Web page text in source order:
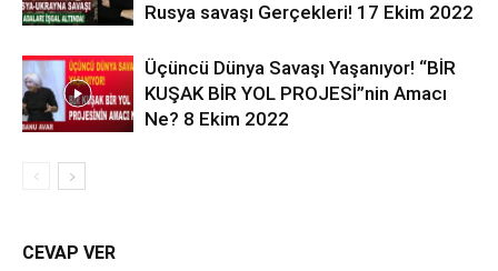
Rusya savaşı Gerçekleri! 17 Ekim 2022
Üçüncü Dünya Savaşı Yaşanıyor! “BİR
KUŞAK BİR YOL PROJESİ”nin Amacı
Ne? 8 Ekim 2022
CEVAP VER